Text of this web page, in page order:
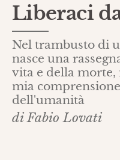
Liberaci
Nel trambusto di
nasce una
vita e della
mia
dell'umanità
di Fabio Lovati